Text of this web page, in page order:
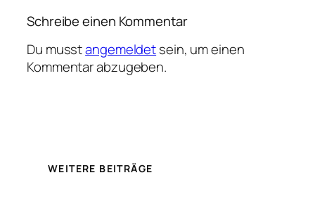
Schreibe einen Kommentar
Du musstangemeldetsein, um einen
Kommentar abzugeben.
WEITERE BEITRÄGE